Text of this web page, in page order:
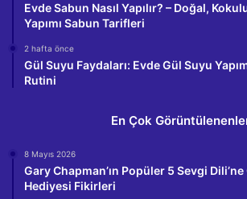
Evde Sabun Nasıl Yapılır? – Doğal,
Yapımı Sabun Tarifleri
2 hafta önce
Gül Suyu Faydaları: Evde Gül Suyu
Rutini
En Çok
8 Mayıs 2026
Gary Chapman’ın Popüler 5 Sevgi
Hediyesi Fikirleri